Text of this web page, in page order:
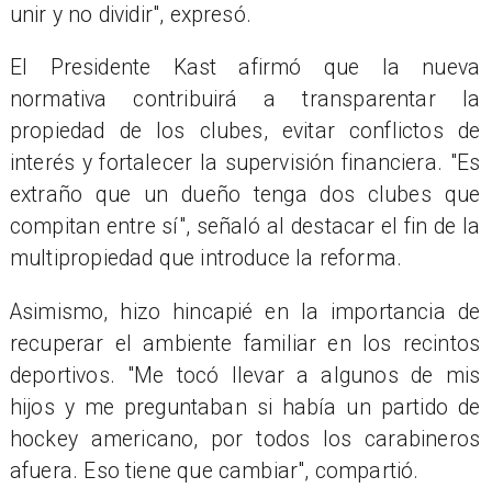
unir y no dividir", expresó.
El Presidente Kast afirmó que la nueva
normativa contribuirá a transparentar la
propiedad de los clubes, evitar conflictos de
interés y fortalecer la supervisión financiera. "Es
extraño que un dueño tenga dos clubes que
compitan entre sí", señaló al destacar el fin de la
multipropiedad que introduce la reforma.
Asimismo, hizo hincapié en la importancia de
recuperar el ambiente familiar en los recintos
deportivos. "Me tocó llevar a algunos de mis
hijos y me preguntaban si había un partido de
hockey americano, por todos los carabineros
afuera. Eso tiene que cambiar", compartió.